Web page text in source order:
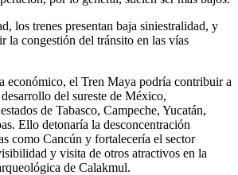
los trenes presentan baja siniestralidad, y
la congestión del tránsito en las vías
económico, el Tren Maya podría contribuir a
del sureste de México,
de Tabasco, Campeche, Yucatán,
Ello detonaría la desconcentración
como Cancún y fortalecería el sector
y visita de otros atractivos en la
de Calakmul.